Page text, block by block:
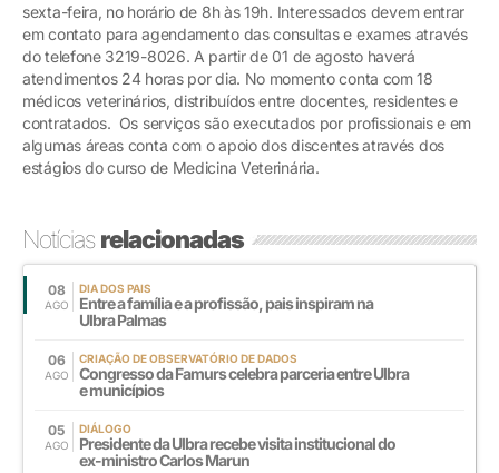
sexta-feira, no horário de 8h às 19h. Interessados devem entrar
em contato para agendamento das consultas e exames através
do telefone 3219-8026. A partir de 01 de agosto haverá
atendimentos 24 horas por dia. No momento conta com 18
médicos veterinários, distribuídos entre docentes, residentes e
contratados. Os serviços são executados por profissionais e em
algumas áreas conta com o apoio dos discentes através dos
estágios do curso de Medicina Veterinária.
Notíciasrelacionadas
08
AGO
DIA DOS PAIS
Entre a família e a profissão, pais inspiram na
Ulbra Palmas
06
AGO
CRIAÇÃO DE OBSERVATÓRIO DE DADOS
Congresso da Famurs celebra parceria entre Ulbra
e municípios
05
AGO
DIÁLOGO
Presidente da Ulbra recebe visita institucional do
ex-ministro Carlos Marun